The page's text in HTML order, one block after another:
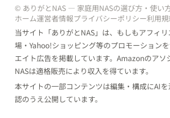
© ありがとNAS — 家庭用NASの選び方・使い
ホーム運営者情報プライバシーポリシー利用
当サイト「ありがとNAS」は、もしもアフィ
場・Yahoo!ショッピング等のプロモーション
エイト広告を掲載しています。Amazonのアソ
NASは適格販売により収入を得ています。
本サイトの一部コンテンツは編集・構成にAI
認のうえ公開しています。